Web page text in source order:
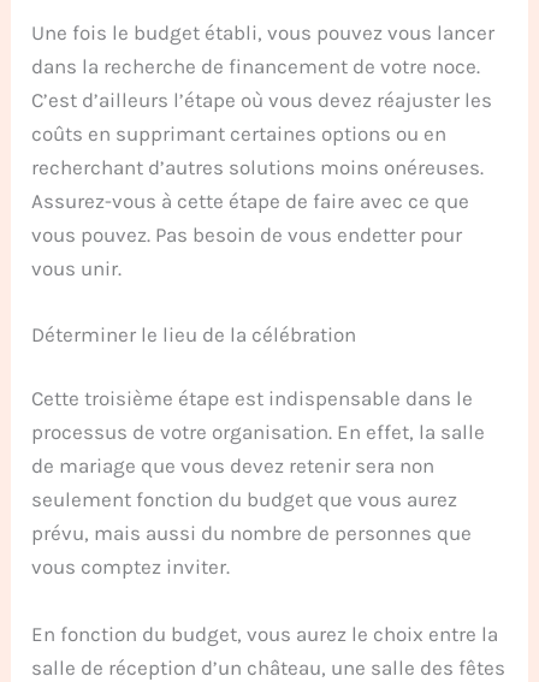
Une fois le budget établi, vous pouvez vous lancer
dans la recherche de financement de votre noce.
C’est d’ailleurs l’étape où vous devez réajuster les
coûts en supprimant certaines options ou en
recherchant d’autres solutions moins onéreuses.
Assurez-vous à cette étape de faire avec ce que
vous pouvez. Pas besoin de vous endetter pour
vous unir.
Déterminer le lieu de la célébration
Cette troisième étape est indispensable dans le
processus de votre organisation. En effet, la salle
de mariage que vous devez retenir sera non
seulement fonction du budget que vous aurez
prévu, mais aussi du nombre de personnes que
vous comptez inviter.
En fonction du budget, vous aurez le choix entre la
salle de réception d’un château, une salle des fêtes